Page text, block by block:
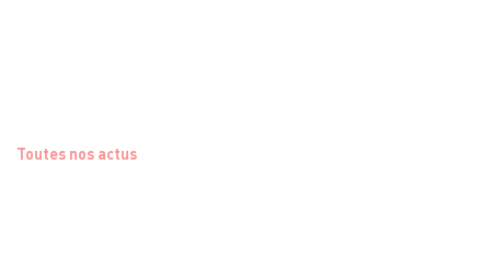
Toutes nos actus